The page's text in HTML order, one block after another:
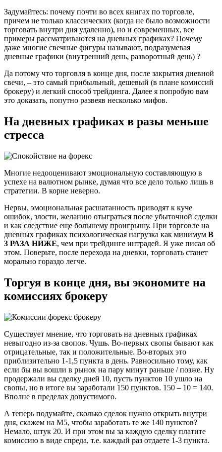
Задумайтесь: почему почти во всех книгах по торговле,
причем не только классических (когда не было возможности
торговать внутри дня удаленно), но и современных, все
примеры рассматриваются на дневных графиках? Почему
даже многие свечные фигуры называют, подразумевая
дневные графики (внутренний день, разворотный день) ?
Да потому что торговля в конце дня, после закрытия дневной
свечи, – это самый прибыльный, дешевый (в плане комиссий
брокеру) и легкий способ трейдинга. Далее я попробую вам
это доказать, попутно развеяв несколько мифов.
На дневных графиках в разы меньше
стресса
Многие недооценивают эмоциональную составляющую в
успехе на валютном рынке, думая что все дело только лишь в
стратегии. В корне неверно.
Нервы, эмоциональная расшатанность приводят к куче
ошибок, злости, желанию отыграться после убыточной сделки
и как следствие еще большему проигрышу. При торговле на
дневных графиках психологическая нагрузка как минимум В
3 РАЗА НИЖЕ, чем при трейдинге интрадей. Я уже писал об
этом. Поверьте, после перехода на дневки, торговать станет
морально гораздо легче.
Торгуя в конце дня, вы экономите на
комиссиях брокеру
Существует мнение, что торговать на дневных графиках
невыгодно из-за свопов. Чушь. Во-первых свопы бывают как
отрицательные, так и положительные. Во-вторых это
приблизительно 1-1,5 пункта в день. Равносильно тому, как
если бы вы вошли в рынок на пару минут раньше / позже. Ну
продержали вы сделку дней 10, пусть пунктов 10 ушло на
свопы, но в итоге вы заработали 150 пунктов. 150 – 10 = 140.
Вполне в пределах допустимого.
А теперь подумайте, сколько сделок нужно открыть внутри
дня, скажем на М5, чтобы заработать те же 140 пунктов?
Немало, штук 20. И при этом вы за каждую сделку платите
комиссию в виде спреда, т.е. каждый раз отдаете 1-3 пункта.